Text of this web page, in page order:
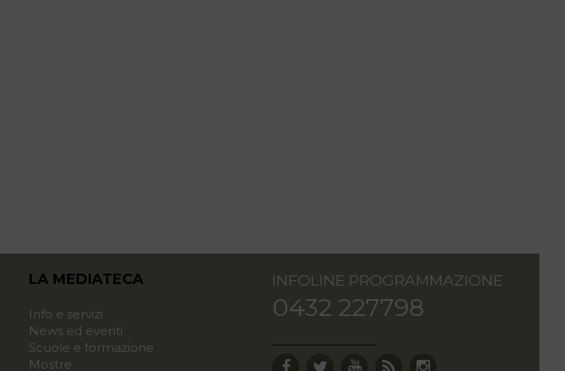
LA MEDIATECA
Info e servizi
News ed eventi
Scuole e formazione
Mostre
INFOLINE PROGRAMMAZIONE
0432 227798